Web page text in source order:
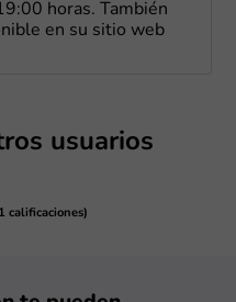
horas. También
en su sitio web
usuarios
stars
calificaciones)